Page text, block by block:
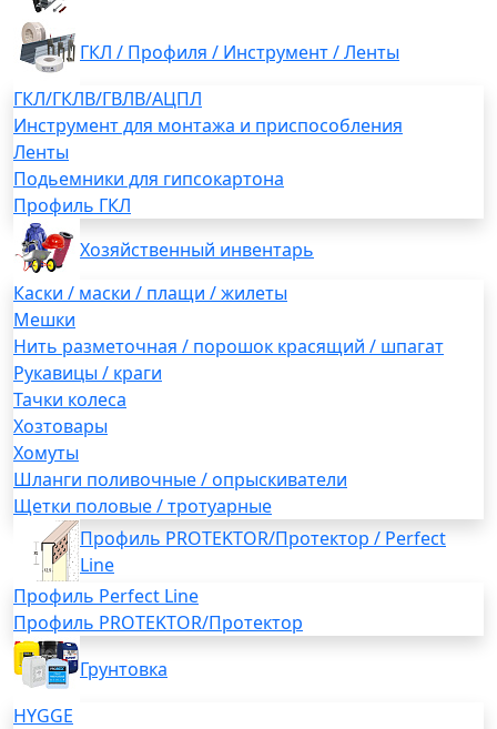
ГКЛ / Профиля / Инструмент / Ленты
ГКЛ/ГКЛВ/ГВЛВ/АЦПЛ
Инструмент для монтажа и приспособления
Ленты
Подьемники для гипсокартона
Профиль ГКЛ
Хозяйственный инвентарь
Каски / маски / плащи / жилеты
Мешки
Нить разметочная / порошок красящий / шпагат
Рукавицы / краги
Тачки колеса
Хозтовары
Хомуты
Шланги поливочные / опрыскиватели
Щетки половые / тротуарные
Профиль PROTEKTOR/Протектор / Perfect
Line
Профиль Perfect Line
Профиль PROTEKTOR/Протектор
Грунтовка
HYGGE